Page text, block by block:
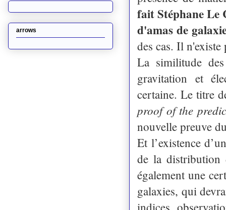
fait Stéphane Le
d'amas de
des cas. Il n'existe
La similitude
gravitation et
certaine. Le titre
proof of the
nouvelle preuve
Et l’existence
de la distribution
également une
galaxies, qui
indices
arrows